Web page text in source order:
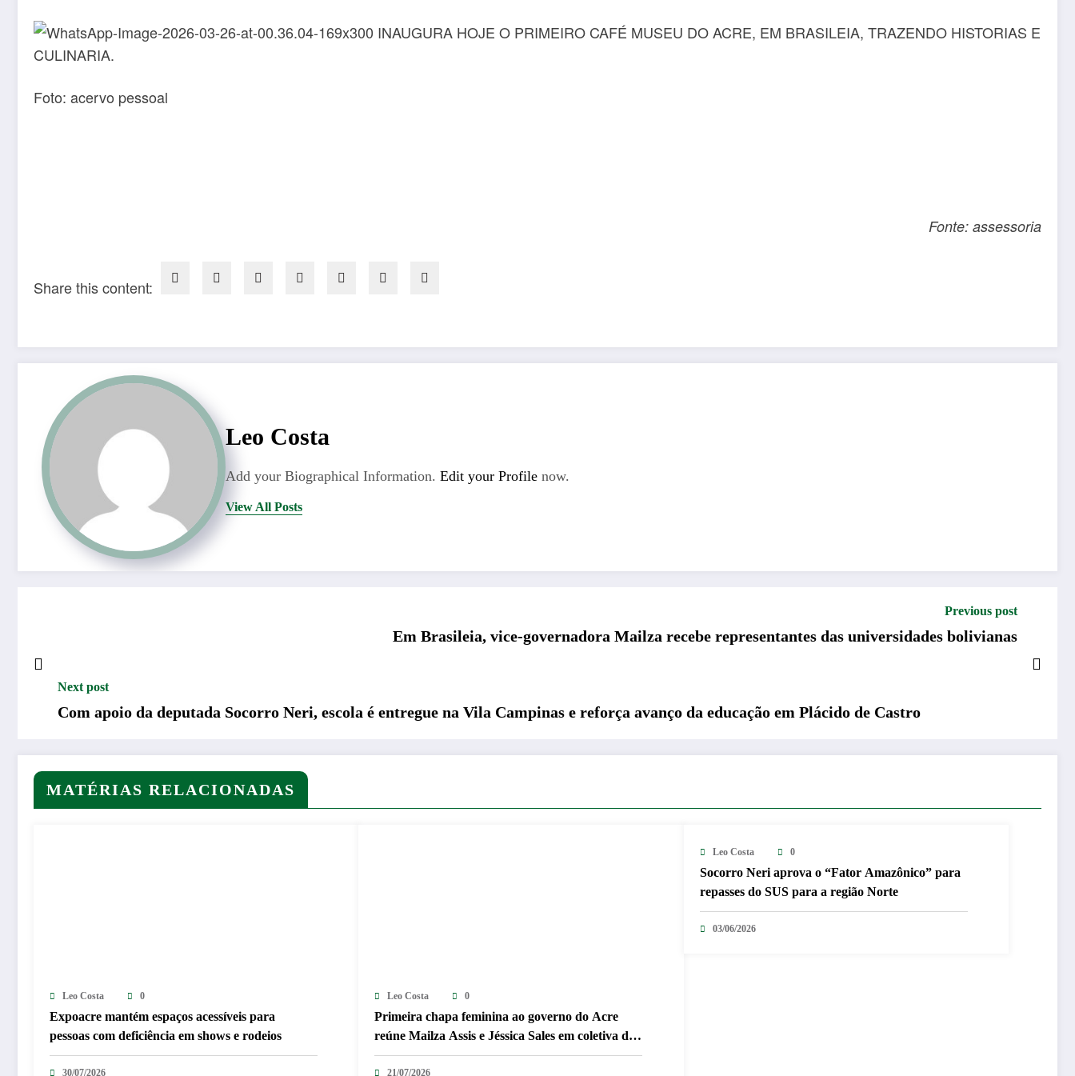
Foto: acervo pessoal
Fonte: assessoria
Share this content:
Leo Costa
Add your Biographical Information. Edit your Profile now.
View All Posts
Previous post
Em Brasileia, vice-governadora Mailza recebe representantes das universidades bolivianas
Next post
Com apoio da deputada Socorro Neri, escola é entregue na Vila Campinas e reforça avanço da educação em Plácido de Castro
MATÉRIAS RELACIONADAS
Leo Costa 0
Expoacre mantém espaços acessíveis para
pessoas com deficiência em shows e rodeios
30/07/2026
Leo Costa 0
Primeira chapa feminina ao governo do Acre
reúne Mailza Assis e Jéssica Sales em coletiva de
imprensa
21/07/2026
Leo Costa 0
Socorro Neri aprova o “Fator Amazônico” para
repasses do SUS para a região Norte
03/06/2026